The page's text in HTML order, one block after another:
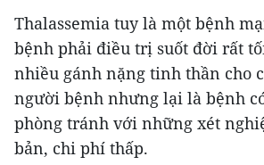
Thalassemia tuy là một bệnh
bệnh phải điều trị suốt đời rất
nhiều gánh nặng tinh thần cho
người bệnh nhưng lại là bệnh
phòng tránh với những xét
bản, chi phí thấp.